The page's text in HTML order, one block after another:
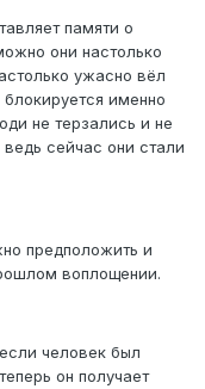
памяти о
они настолько
ужасно вёл
именно
не терзались и не
сейчас они стали
предположить и
воплощении.
человек был
он получает